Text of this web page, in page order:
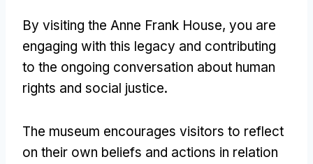
By visiting the Anne Frank House, you are
engaging with this legacy and contributing
to the ongoing conversation about human
rights and social justice.
The museum encourages visitors to reflect
on their own beliefs and actions in relation